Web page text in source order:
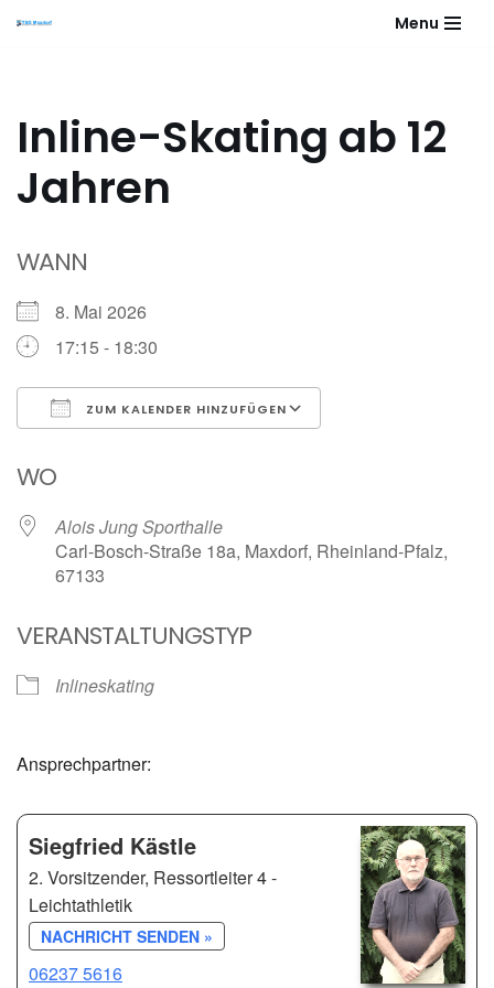
Menu
Inline-Skating ab 12
Jahren
WANN
8. Mai 2026
17:15 - 18:30
ZUM KALENDER HINZUFÜGEN
WO
Alois Jung Sporthalle
Carl-Bosch-Straße 18a, Maxdorf, Rheinland-Pfalz,
67133
VERANSTALTUNGSTYP
Inlineskating
Ansprechpartner:
Siegfried Kästle
2. Vorsitzender, Ressortleiter 4 -
Leichtathletik
NACHRICHT SENDEN »
06237 5616